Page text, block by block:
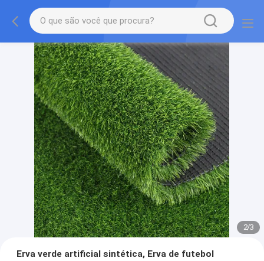
2/3
Erva verde artificial sintética, Erva de futebol